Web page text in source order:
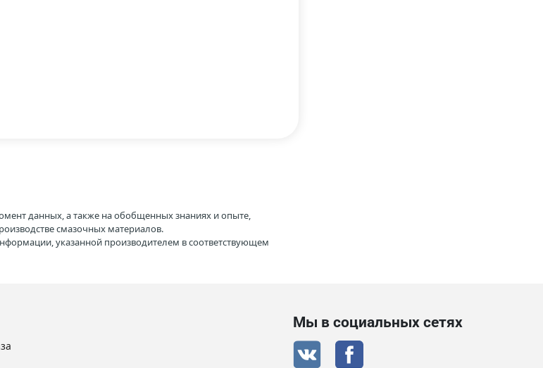
данных, а также на обобщенных знаниях и опыте,
смазочных материалов.
указанной производителем в соответствующем
Мы в социальных сетях